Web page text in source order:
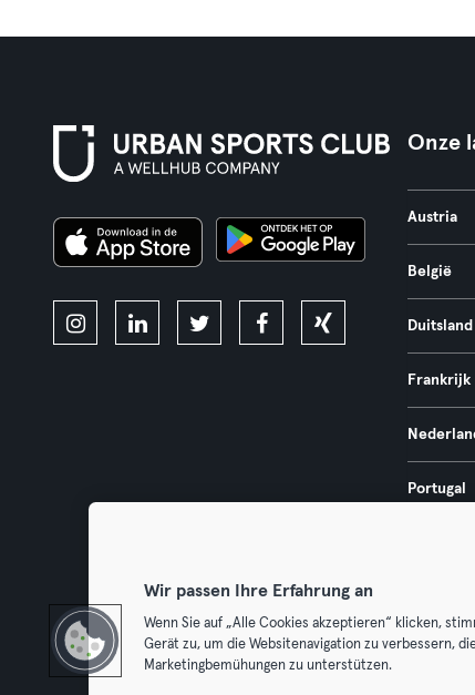
Onze
Austria
België
Duitsland
Frankrijk
Portugal
Wir passen Ihre Erfahrung an
Wenn Sie auf „Alle Cookies akzeptieren“ klicken,
Gerät zu, um die Websitenavigation zu verbessern,
Marketingbemühungen zu unterstützen.